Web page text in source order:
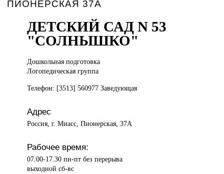
ПИОНЕРСКАЯ 37А
ДЕТСКИЙ САД N 53
"СОЛНЫШКО"
Дошкольная подготовка
Логопедическая группа
Телефон: [3513] 560977 Заведующая
Адрес
Россия, г. Миасс, Пионерская, 37А
Рабочее время:
07.00-17.30 пн-пт без перерыва
выходной сб-вс